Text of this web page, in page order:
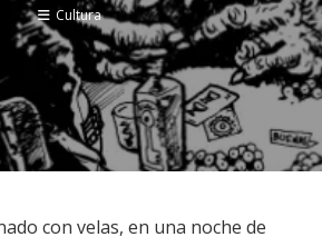
Cultura
con velas, en una noche de